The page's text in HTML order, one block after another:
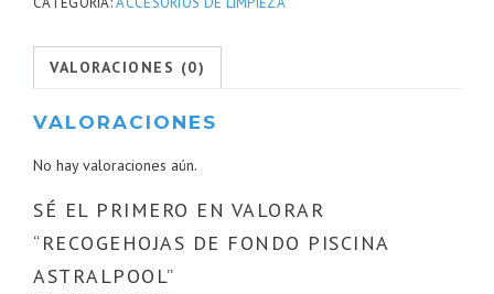
VALORACIONES (0)
VALORACIONES
No hay valoraciones aún.
SÉ EL PRIMERO EN VALORAR
“RECOGEHOJAS DE FONDO PISCINA
ASTRALPOOL”